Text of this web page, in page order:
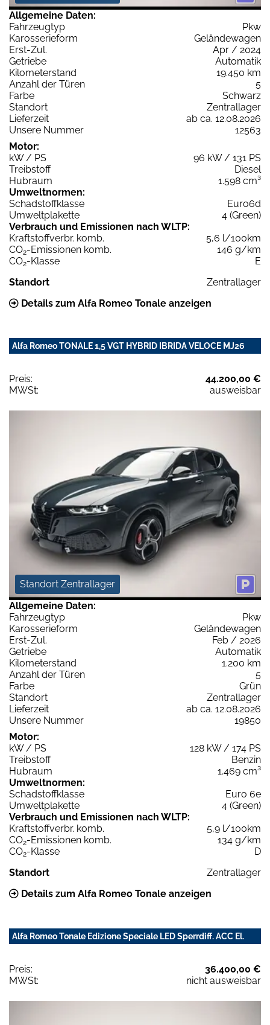
Allgemeine Daten:
Fahrzeugtyp
Pkw
Karosserieform
Geländewagen
Erst-Zul.
Apr / 2024
Getriebe
Automatik
Kilometerstand
19.450 km
Anzahl der Türen
5
Farbe
Schwarz
Standort
Zentrallager
Lieferzeit
ab ca. 12.08.2026
Unsere Nummer
12563
Motor:
kW / PS
96 kW / 131 PS
Treibstoff
Diesel
Hubraum
1.598 cm³
Umweltnormen:
Schadstoffklasse
Euro6d
Umweltplakette
4 (Green)
Verbrauch und Emissionen nach WLTP:
Kraftstoffverbr. komb.
5,6 l/100km
CO2-Emissionen komb.
146 g/km
CO2-Klasse
E
Standort
Zentrallager
Details zum Alfa Romeo Tonale anzeigen
Alfa Romeo TONALE 1,5 VGT HYBRID IBRIDA VELOCE MJ26
Preis:
44.200,00 €
MWSt:
ausweisbar
Standort Zentrallager
Allgemeine Daten:
Fahrzeugtyp
Pkw
Karosserieform
Geländewagen
Erst-Zul.
Feb / 2026
Getriebe
Automatik
Kilometerstand
1.200 km
Anzahl der Türen
5
Farbe
Grün
Standort
Zentrallager
Lieferzeit
ab ca. 12.08.2026
Unsere Nummer
19850
Motor:
kW / PS
128 kW / 174 PS
Treibstoff
Benzin
Hubraum
1.469 cm³
Umweltnormen:
Schadstoffklasse
Euro 6e
Umweltplakette
4 (Green)
Verbrauch und Emissionen nach WLTP:
Kraftstoffverbr. komb.
5,9 l/100km
CO2-Emissionen komb.
134 g/km
CO2-Klasse
D
Standort
Zentrallager
Details zum Alfa Romeo Tonale anzeigen
Alfa Romeo Tonale Edizione Speciale LED Sperrdiff. ACC El.
Preis:
36.400,00 €
MWSt:
nicht ausweisbar